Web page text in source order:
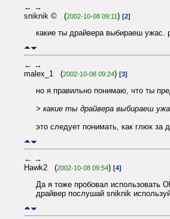
← →
sniknik © (2002-10-08 09:11) [2]
какие ты драйвера выбираеш ужас.
← →
malex_1 (2002-10-08 09:24) [3]
но я правильно понимаю, что ты
> какие ты драйвера выбираеш
это следует понимать, как глюк за
← →
Hawk2 (2002-10-08 09:54) [4]
Да я тоже пробовал использовать
драйвер послушай sniknik